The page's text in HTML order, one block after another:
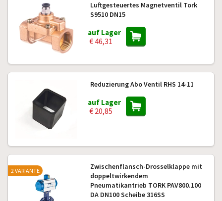
Luftgesteuertes Magnetventil Tork
S9510 DN15
auf Lager
€ 46,31
Reduzierung Abo Ventil RHS 14-11
auf Lager
€ 20,85
Zwischenflansch-Drosselklappe mit
doppeltwirkendem
Pneumatikantrieb TORK PAV800.100
DA DN100 Scheibe 316SS
2 VARIANTE